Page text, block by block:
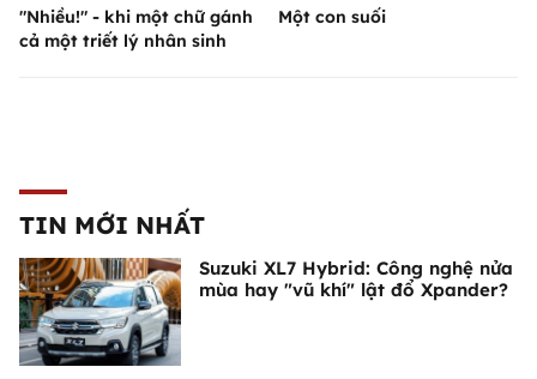
"Nhiều!" - khi một chữ gánh
cả một triết lý nhân sinh
Một con suối
TIN MỚI NHẤT
Suzuki XL7 Hybrid: Công nghệ nửa
mùa hay "vũ khí" lật đổ Xpander?